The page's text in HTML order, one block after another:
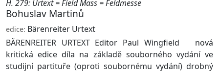
H. 279: Urtext = Field Mass = Feldmesse
Bohuslav Martinů
edice: Bärenreiter Urtext
BÄRENREITER URTEXT Editor Paul Wingfield nová
kritická edice díla na základě souborného vydání ve
studijní partituře (oproti soubornému vydání) drobný